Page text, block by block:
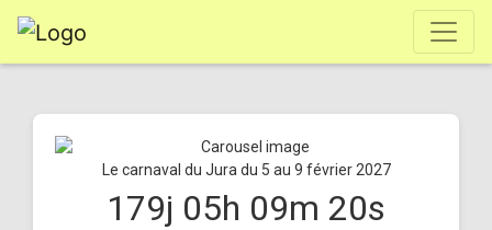
Le carnaval du Jura du 5 au 9 février 2027
179j 05h 09m 19s